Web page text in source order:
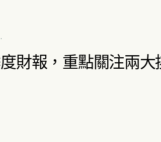
財報，重點關注兩大